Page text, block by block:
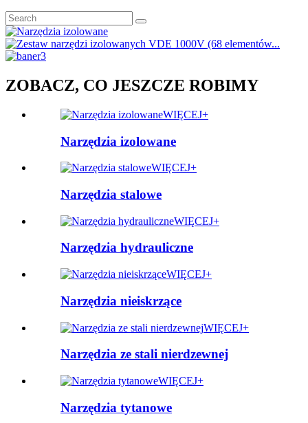
ZOBACZ, CO JESZCZE ROBIMY
WIĘCEJ+
Narzędzia izolowane
WIĘCEJ+
Narzędzia stalowe
WIĘCEJ+
Narzędzia hydrauliczne
WIĘCEJ+
Narzędzia nieiskrzące
WIĘCEJ+
Narzędzia ze stali nierdzewnej
WIĘCEJ+
Narzędzia tytanowe